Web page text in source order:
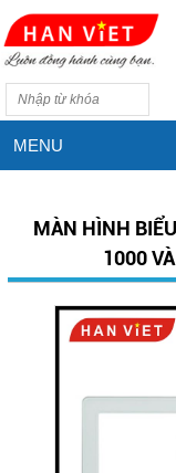
MENU
MÀN HÌNH
1000